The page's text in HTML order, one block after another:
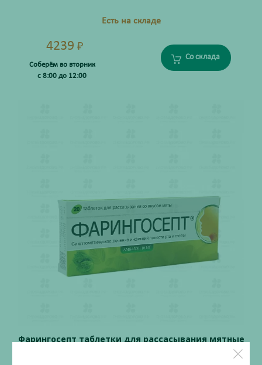
Есть на складе
4239 ₽
Соберём во вторник
с 8:00 до 12:00
Со склада
Фарингосепт таблетки для рассасывания мятные